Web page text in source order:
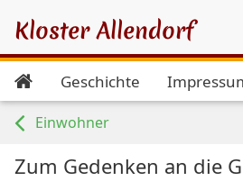
Kloster Allendorf
Geschichte
Einwohner
Zum Gedenken an die